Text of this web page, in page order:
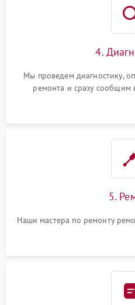
4.
Мы проведем диагностику,
ремонта и сразу сообщим
5.
Наши мастера по ремонту